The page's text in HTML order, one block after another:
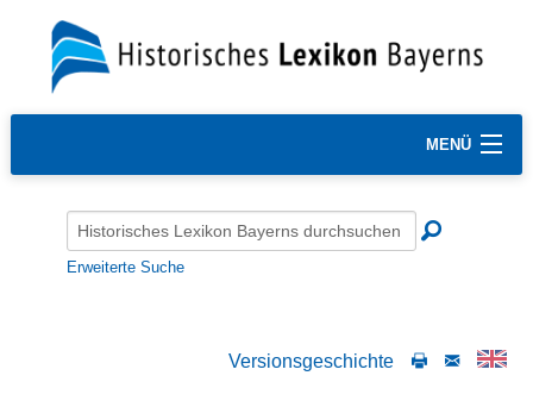
MENÜ
Erweiterte Suche
Versionsgeschichte